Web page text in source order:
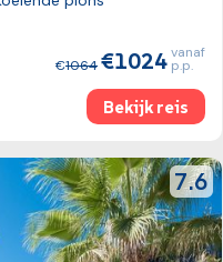
1064 1024vanaf
p.p.
Bekijk reis
7.6